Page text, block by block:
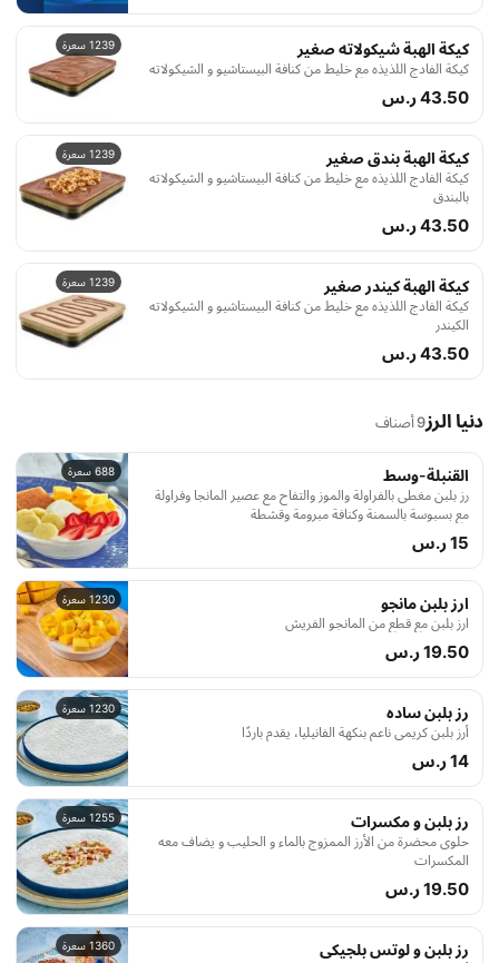
1239 سعرة كيكة الهبة شيكولاته صغير
كيكة الفادج اللذيذه مع خليط من كنافة البيستاشيو و الشيكولاته
43.50 ر.س
1239 سعرة كيكة الهبة بندق صغير
كيكة الفادج اللذيذه مع خليط من كنافة البيستاشيو و الشيكولاته
بالبندق
43.50 ر.س
1239 سعرة كيكة الهبة كيندر صغير
كيكة الفادج اللذيذه مع خليط من كنافة البيستاشيو و الشيكولاته
الكيندر
43.50 ر.س
دنيا الرز9 أصناف
688 سعرة القنبلة-وسط
رز بلبن مغطى بالفراولة والموز والتفاح مع عصير المانجا وفراولة
مع بسبوسة بالسمنة وكنافة مبرومة وقشطة
15 ر.س
1230 سعرة ارز بلبن مانجو
ارز بلبن مع قطع من المانجو الفريش
19.50 ر.س
1230 سعرة رز بلبن ساده
أرز بلبن كريمي ناعم بنكهة الفانيليا، يقدم باردًا
14 ر.س
1255 سعرة رز بلبن و مكسرات
حلوى محضرة من الأرز الممزوج بالماء و الحليب و يضاف معه
المكسرات
19.50 ر.س
1360 سعرة رز بلبن و لوتس بلجيكى